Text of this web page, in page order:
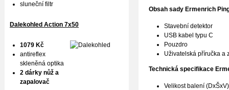
Obsah sady Ermenrich
Stavební detektor
USB kabel typu C
Pouzdro
Uživatelská příručka a
Technická specifikace
Velikost balení
sluneční filtr
Dalekohled Action 7x50
1079 Kč
antireflex
skleněná optika
2 dárky nůž a
zapalovač